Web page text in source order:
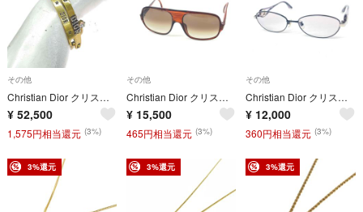
その他
Christian Dior クリスチャンディオール ブレスレット/レボリューション 3点セット ゴールドカラー レディース / 240001175007
¥ 52,500
1,575円相当還元 (3%)
その他
Christian Dior クリスチャンディオール サングラス 2121A/VINTAGE ブラウン レディース / 241021001175
¥ 15,500
465円相当還元 (3%)
その他
Christian Dior クリスチャンディオール メガネ TITAN QL S13BNW ブラック×パープル レディース / 241021001173
¥ 12,000
360円相当還元 (3%)
3%還元 3%還元 3%還元